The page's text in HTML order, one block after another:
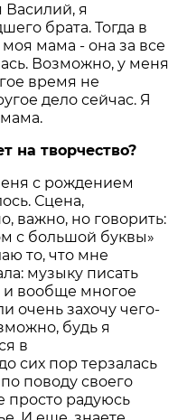
Василий, я
брата. Тогда в
мама - она за все
Возможно, у меня
время не
дело сейчас. Я
на творчество?
с рождением
Сцена,
важно, но говорить:
с большой буквы»
то, что мне
музыку писать
и вообще многое
очень захочу чего-
будь я
в
сих пор терзалась
поводу своего
просто радуюсь